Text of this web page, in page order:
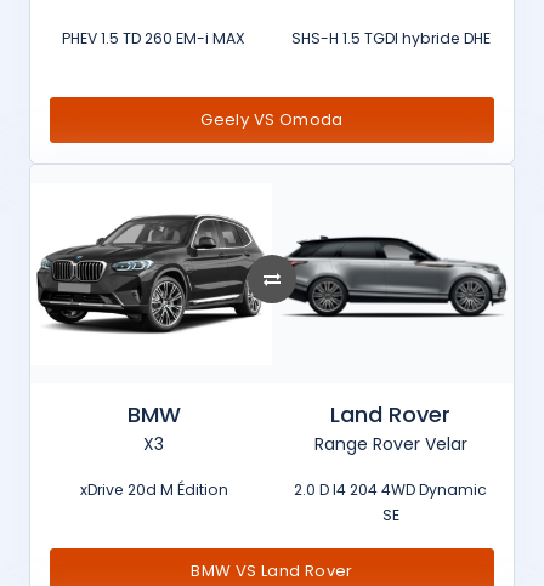
PHEV 1.5 TD 260 EM-i MAX SHS-H 1.5 TGDI hybride DHE
Geely VS Omoda
BMW
X3
xDrive 20d M Édition
Land Rover
Range Rover Velar
2.0 D I4 204 4WD Dynamic
SE
BMW VS Land Rover